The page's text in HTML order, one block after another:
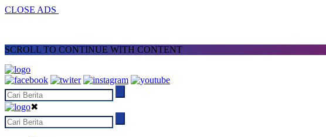
CLOSE ADS
SCROLL TO CONTINUE WITH CONTENT
✖